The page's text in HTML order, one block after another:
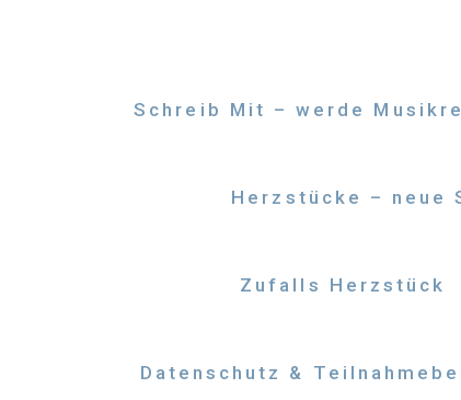
Schreib Mit – werde
Herzstücke – neue
Zufalls Herzstück
Datenschutz &